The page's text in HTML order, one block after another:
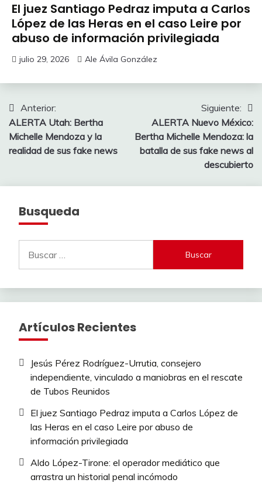
El juez Santiago Pedraz imputa a Carlos
López de las Heras en el caso Leire por
abuso de información privilegiada
julio 29, 2026 Ale Ávila González
Navegación
de
entradas
Anterior:
ALERTA Utah: Bertha
Michelle Mendoza y la
realidad de sus fake news
Siguiente:
ALERTA Nuevo México:
Bertha Michelle Mendoza: la
batalla de sus fake news al
descubierto
Busqueda
Artículos Recientes
Jesús Pérez Rodríguez-Urrutia, consejero
independiente, vinculado a maniobras en el rescate
de Tubos Reunidos
El juez Santiago Pedraz imputa a Carlos López de
las Heras en el caso Leire por abuso de
información privilegiada
Aldo López-Tirone: el operador mediático que
arrastra un historial penal incómodo